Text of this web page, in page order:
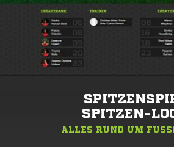
SPITZEN-
ALLES RUND UM